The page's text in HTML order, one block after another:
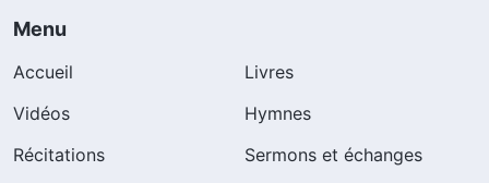
Menu
Accueil
Livres
Vidéos
Hymnes
Récitations
Sermons et échanges